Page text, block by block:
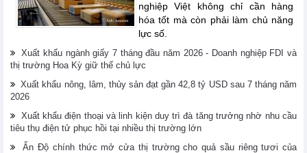
nghiệp Việt không chỉ cần hàng
hóa tốt mà còn phải làm chủ năng
lực số.
Xuất khẩu ngành giấy 7 tháng đầu năm 2026 - Doanh nghiệp FDI và
thị trường Hoa Kỳ giữ thế chủ lực
Xuất khẩu nông, lâm, thủy sản đạt gần 42,8 tỷ USD sau 7 tháng năm
2026
Xuất khẩu điện thoại và linh kiện duy trì đà tăng trưởng nhờ nhu cầu
tiêu thụ điện tử phục hồi tại nhiều thị trường lớn
Ấn Độ chính thức mở cửa thị trường cho quả sầu riêng tươi của